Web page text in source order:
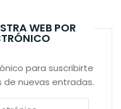
WEB POR
para suscribirte
de nuevas entradas.